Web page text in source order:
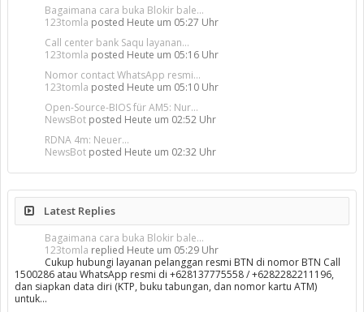
Bagaimana cara buka Blokir bale...
123tomla posted Heute um 05:27 Uhr
Call center bank Saqu layanan...
123tomla posted Heute um 05:16 Uhr
Nomor contact WhatsApp resmi...
123tomla posted Heute um 05:10 Uhr
Open-Source-BIOS für AM5: Nur...
NewsBot posted Heute um 02:52 Uhr
RDNA 4m: Neuer...
NewsBot posted Heute um 02:32 Uhr
Latest Replies
Bagaimana cara buka Blokir bale...
123tomla replied Heute um 05:29 Uhr
Cukup hubungi layanan pelanggan resmi BTN di nomor BTN Call
1500286 atau WhatsApp resmi di +628137775558 / +6282282211196,
dan siapkan data diri (KTP, buku tabungan, dan nomor kartu ATM)
untuk…